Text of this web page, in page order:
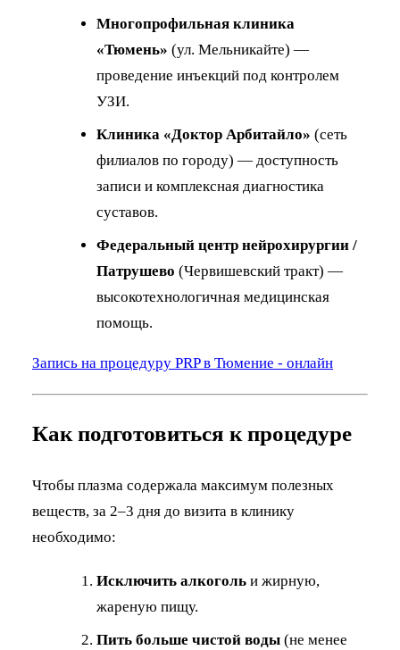
Многопрофильная клиника
«Тюмень» (ул. Мельникайте) —
проведение инъекций под контролем
УЗИ.
Клиника «Доктор Арбитайло» (сеть
филиалов по городу) — доступность
записи и комплексная диагностика
суставов.
Федеральный центр нейрохирургии /
Патрушево (Червишевский тракт) —
высокотехнологичная медицинская
помощь.
Запись на процедуру PRP в Тюмение - онлайн
Как подготовиться к процедуре
Чтобы плазма содержала максимум полезных
веществ, за 2–3 дня до визита в клинику
необходимо:
Исключить алкоголь и жирную,
жареную пищу.
Пить больше чистой воды (не менее